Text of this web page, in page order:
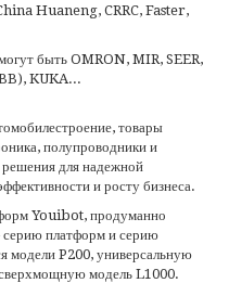
Huaneng, CRRC, Faster,
быть OMRON, MIR, SEER,
KUKA...
товары
полупроводники и
решения для надежной
и росту бизнеса.
Youibot, продуманно
серию платформ и серию
P200, универсальную
модель L1000.